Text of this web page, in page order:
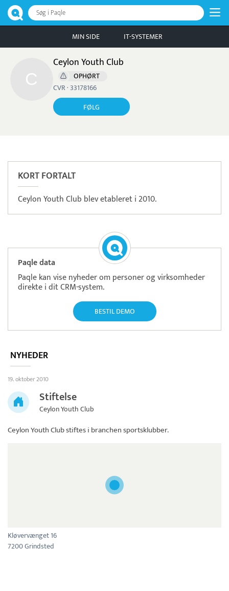
Søg i Paqle
MIN SIDE IT-SYSTEMER
Ceylon Youth Club
OPHØRT
CVR · 33178166
FØLG
KORT FORTALT
Ceylon Youth Club blev etableret i 2010.
Paqle data
Paqle kan vise nyheder om personer og virksomheder
direkte i dit CRM-system.
BESTIL DEMO
NYHEDER
19. oktober 2010
Stiftelse
Ceylon Youth Club
Ceylon Youth Clubstiftes i branchen sportsklubber.
Kløvervænget 16
7200 Grindsted